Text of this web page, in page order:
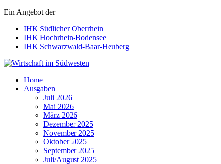
Ein Angebot der
IHK Südlicher Oberrhein
IHK Hochrhein-Bodensee
IHK Schwarzwald-Baar-Heuberg
Wirtschaft im Südwesten
Home
Ausgaben
Juli 2026
Mai 2026
März 2026
Dezember 2025
November 2025
Oktober 2025
September 2025
Juli/August 2025